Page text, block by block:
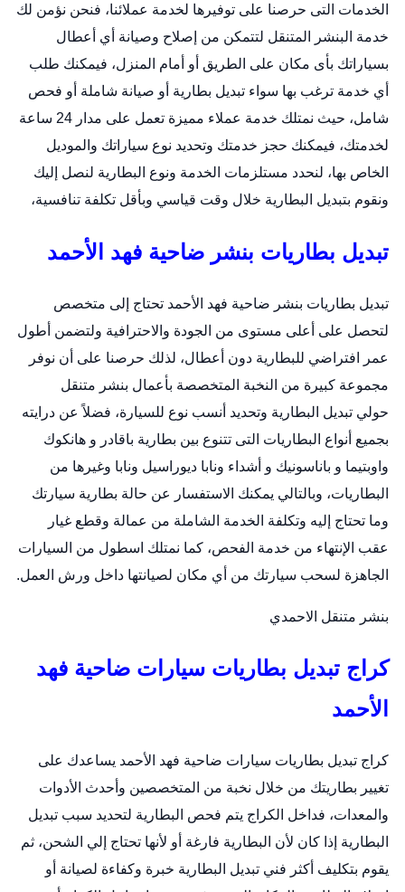
الخدمات التى حرصنا على توفيرها لخدمة عملائنا، فنحن نؤمن لك
خدمة البنشر المتنقل لتتمكن من إصلاح وصيانة أي أعطال
بسياراتك بأى مكان على الطريق أو أمام المنزل، فيمكنك طلب
أي خدمة ترغب بها سواء تبديل بطارية أو صيانة شاملة أو فحص
شامل، حيث نمتلك خدمة عملاء مميزة تعمل على مدار 24 ساعة
لخدمتك، فيمكنك حجز خدمتك وتحديد نوع سياراتك والموديل
الخاص بها، لنحدد مستلزمات الخدمة ونوع البطارية لنصل إليك
ونقوم بتبديل البطارية خلال وقت قياسي وبأقل تكلفة تنافسية،
تبديل بطاريات بنشر ضاحية فهد الأحمد
تبديل بطاريات بنشر ضاحية فهد الأحمد تحتاج إلى متخصص
لتحصل على أعلى مستوى من الجودة والاحترافية ولتضمن أطول
عمر افتراضي للبطارية دون أعطال، لذلك حرصنا على أن نوفر
مجموعة كبيرة من النخبة المتخصصة بأعمال بنشر متنقل
حولي تبديل البطارية وتحديد أنسب نوع للسيارة، فضلاً عن درايته
بجميع أنواع البطاريات التى تتنوع بين بطارية باقادر و هانكوك
واوبتيما و باناسونيك و أشداء ونابا ديوراسيل ونابا وغيرها من
البطاريات، وبالتالي يمكنك الاستفسار عن حالة بطارية سيارتك
وما تحتاج إليه وتكلفة الخدمة الشاملة من عمالة وقطع غيار
عقب الإنتهاء من خدمة الفحص، كما نمتلك اسطول من السيارات
الجاهزة لسحب سيارتك من أي مكان لصيانتها داخل ورش العمل.
بنشر متنقل الاحمدي
كراج تبديل بطاريات سيارات ضاحية فهد
الأحمد
كراج تبديل بطاريات سيارات ضاحية فهد الأحمد يساعدك على
تغيير بطاريتك من خلال نخبة من المتخصصين وأحدث الأدوات
والمعدات، فداخل الكراج يتم فحص البطارية لتحديد سبب تبديل
البطارية إذا كان لأن البطارية فارغة أو لأنها تحتاج إلي الشحن، ثم
يقوم بتكليف أكثر فني تبديل البطارية خبرة وكفاءة لصيانة أو